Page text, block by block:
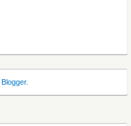
Blogger.